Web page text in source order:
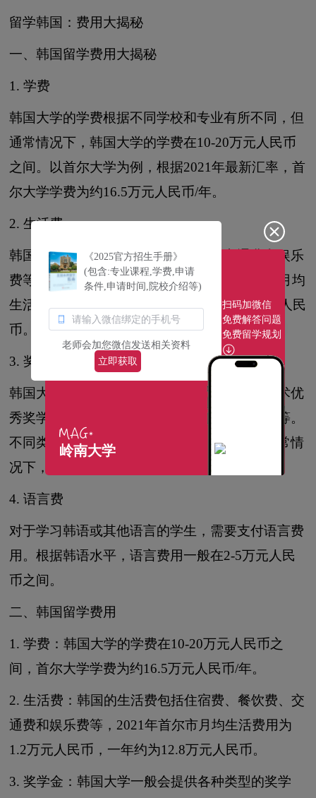
留学韩国：费用大揭秘
一、韩国留学费用大揭秘
1. 学费
韩国大学的学费根据不同学校和专业有所不同，但
通常情况下，韩国大学的学费在10-20万元人民币
之间。以首尔大学为例，根据2021年最新汇率，首
尔大学学费为约16.5万元人民币/年。
2. 生活费
韩国的生活费包括住宿费、餐饮费、交通费和娱乐
费等。根据韩国统计局的数据，2021年首尔市月均
生活费用为1.2万元人民币，一年约为12.8万元人民
币。
3. 奖学金
韩国大学一般会提供各种类型的奖学金，如学术优
秀奖学金、体育优秀奖学金、企业赞助奖学金等。
不同类型的奖学金条件和标准有所不同，但通常情
况下，获得奖学金可以有效降低留学费用。
4. 语言费
对于学习韩语或其他语言的学生，需要支付语言费
用。根据韩语水平，语言费用一般在2-5万元人民
币之间。
二、韩国留学费用
1. 学费：韩国大学的学费在10-20万元人民币之
间，首尔大学学费为约16.5万元人民币/年。
2. 生活费：韩国的生活费包括住宿费、餐饮费、交
通费和娱乐费等，2021年首尔市月均生活费用为
1.2万元人民币，一年约为12.8万元人民币。
3. 奖学金：韩国大学一般会提供各种类型的奖学
《2025官方招生手册》
(包含:专业课程,学费,申请
条件,申请时间,院校介绍等)
老师会加您微信发送相关资料
立即获取
岭南大学
扫码加微信
免费解答问题
免费留学规划